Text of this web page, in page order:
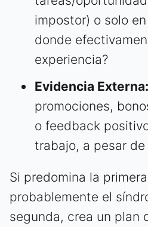
impostor) o solo
donde
experiencia?
Evidencia Externa:
promociones,
o feedback
trabajo, a pesar
Si predomina la
probablemente el
segunda, crea un plan